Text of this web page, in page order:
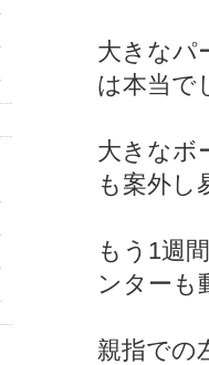
大きなパ
は本当で
大きなボ
も案外し
もう1週
ンターも
親指での